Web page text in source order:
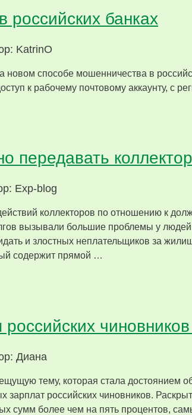
банках
KatrinO
новом способе мошенничества в
к рабочему почтовому аккаунту, с
передавать
Exp-blog
коллекторов по отношению к
вызывали большие проблемы у
и злостных неплательщиков за
содержит прямой …
Диана
тему, которая стала достоянием
российских чиновников.
сумм более чем на пять процентов,